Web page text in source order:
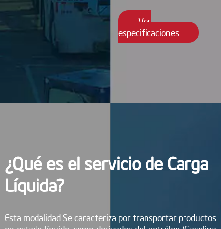
Ver
especificaciones
¿Qué es el servicio de Carga
Líquida?
Esta modalidad Se caracteriza por transportar productos